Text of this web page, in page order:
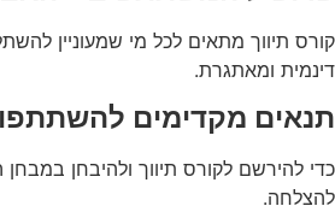
קורס תיווך מתאים לכל מי שמעוניין
דינמית ומאתגרת.
תנאים מקדימים
להצלחה.